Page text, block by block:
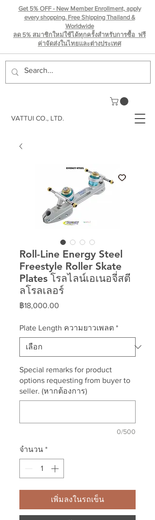
VATTUI CO., LTD.
Get 5% OFF - New Member Enrollment, apply
every shopping. Free Shipping Thailand &
Worldwide
ลด 5% สมาชิกใหม่ใช้ได้ทุกครั้งสำหรับการซื้อ ฟรี
ค่าจัดส่งในไทยเเละต่างประเทศ
Roll-Line Energy Steel
Freestyle Roller Skate
Plates โรลไลน์เอเนอจี่สตี
ลโรลเลอร์
฿18,000.00
Plate Length ความยาวเพลต *
Special remarks for product
options requesting from buyer to
seller. (หากต้องการ)
0/500
จำนวน *
เพิ่มลงในรถเข็น